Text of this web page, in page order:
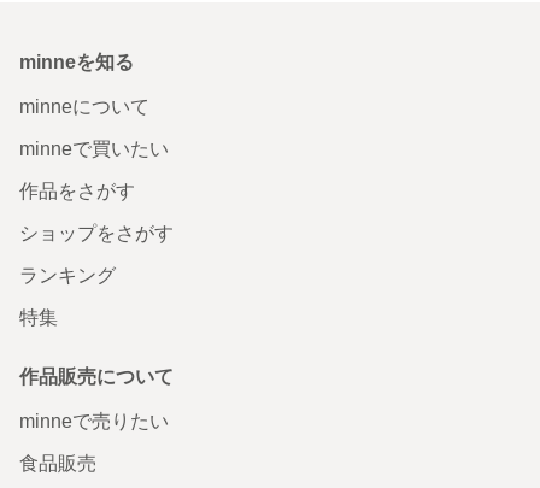
minneを知る
minneについて
minneで買いたい
作品をさがす
ショップをさがす
ランキング
特集
作品販売について
minneで売りたい
食品販売